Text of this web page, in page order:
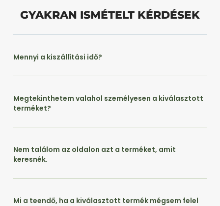
GYAKRAN ISMÉTELT KÉRDÉSEK
Mennyi a kiszállítási idő?
Megtekinthetem valahol személyesen a kiválasztott
terméket?
Nem találom az oldalon azt a terméket, amit
keresnék.
Mi a teendő, ha a kiválasztott termék mégsem felel